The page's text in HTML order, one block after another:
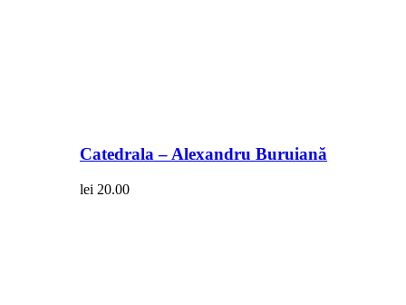
Catedrala – Alexandru Buruiană
lei 20.00